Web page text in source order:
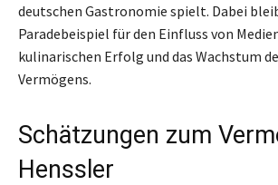
deutschen Gastronomie spielt. Dabei
Paradebeispiel für den Einfluss von
kulinarischen Erfolg und das Wachstum
Vermögens.
Schätzungen zum
Henssler